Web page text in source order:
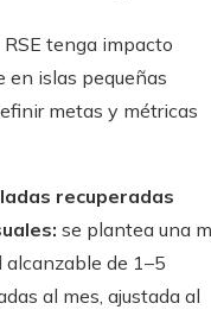
RSE tenga impacto
en islas pequeñas
metas y métricas
recuperadas
se plantea una
alcanzable de 1–5
al mes, ajustada al